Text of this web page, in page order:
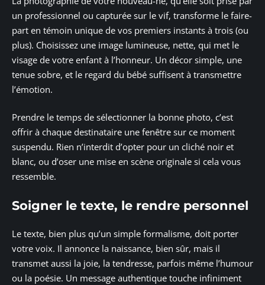
un professionnel ou capturée sur le vif, transforme le faire-
part en témoin unique de vos premiers instants à trois (ou
plus). Choisissez une image lumineuse, nette, qui met le
visage de votre enfant à l’honneur. Un décor simple, une
tenue sobre, et le regard du bébé suffisent à transmettre
l’émotion.
Prendre le temps de sélectionner la bonne photo, c’est
offrir à chaque destinataire une fenêtre sur ce moment
suspendu. Rien n’interdit d’opter pour un cliché noir et
blanc, ou d’oser une mise en scène originale si cela vous
ressemble.
Soigner le texte, le rendre personnel
Le texte, bien plus qu’un simple formalisme, doit porter
votre voix. Il annonce la naissance, bien sûr, mais il
transmet aussi la joie, la tendresse, parfois même l’humour
ou la poésie. Un message authentique touche infiniment